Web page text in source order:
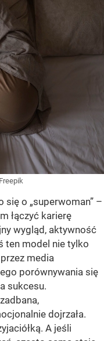
się o „superwoman” –
łączyć karierę
wygląd, aktywność
ten model nie tylko
media
porównywania się
sukcesu.
dojrzała.
A jeśli